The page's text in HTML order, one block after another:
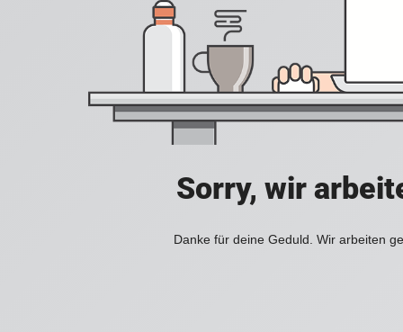
Sorry, wir
Danke für deine Geduld. Wir arbeiten